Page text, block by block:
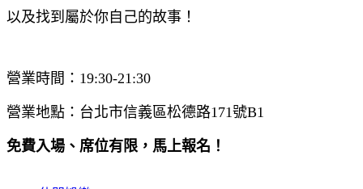
以及找到屬於你自己的故事！
營業時間：19:30-21:30
營業地點：台北市信義區松德路171號B1
​免費入場、席位有限，馬上報名！